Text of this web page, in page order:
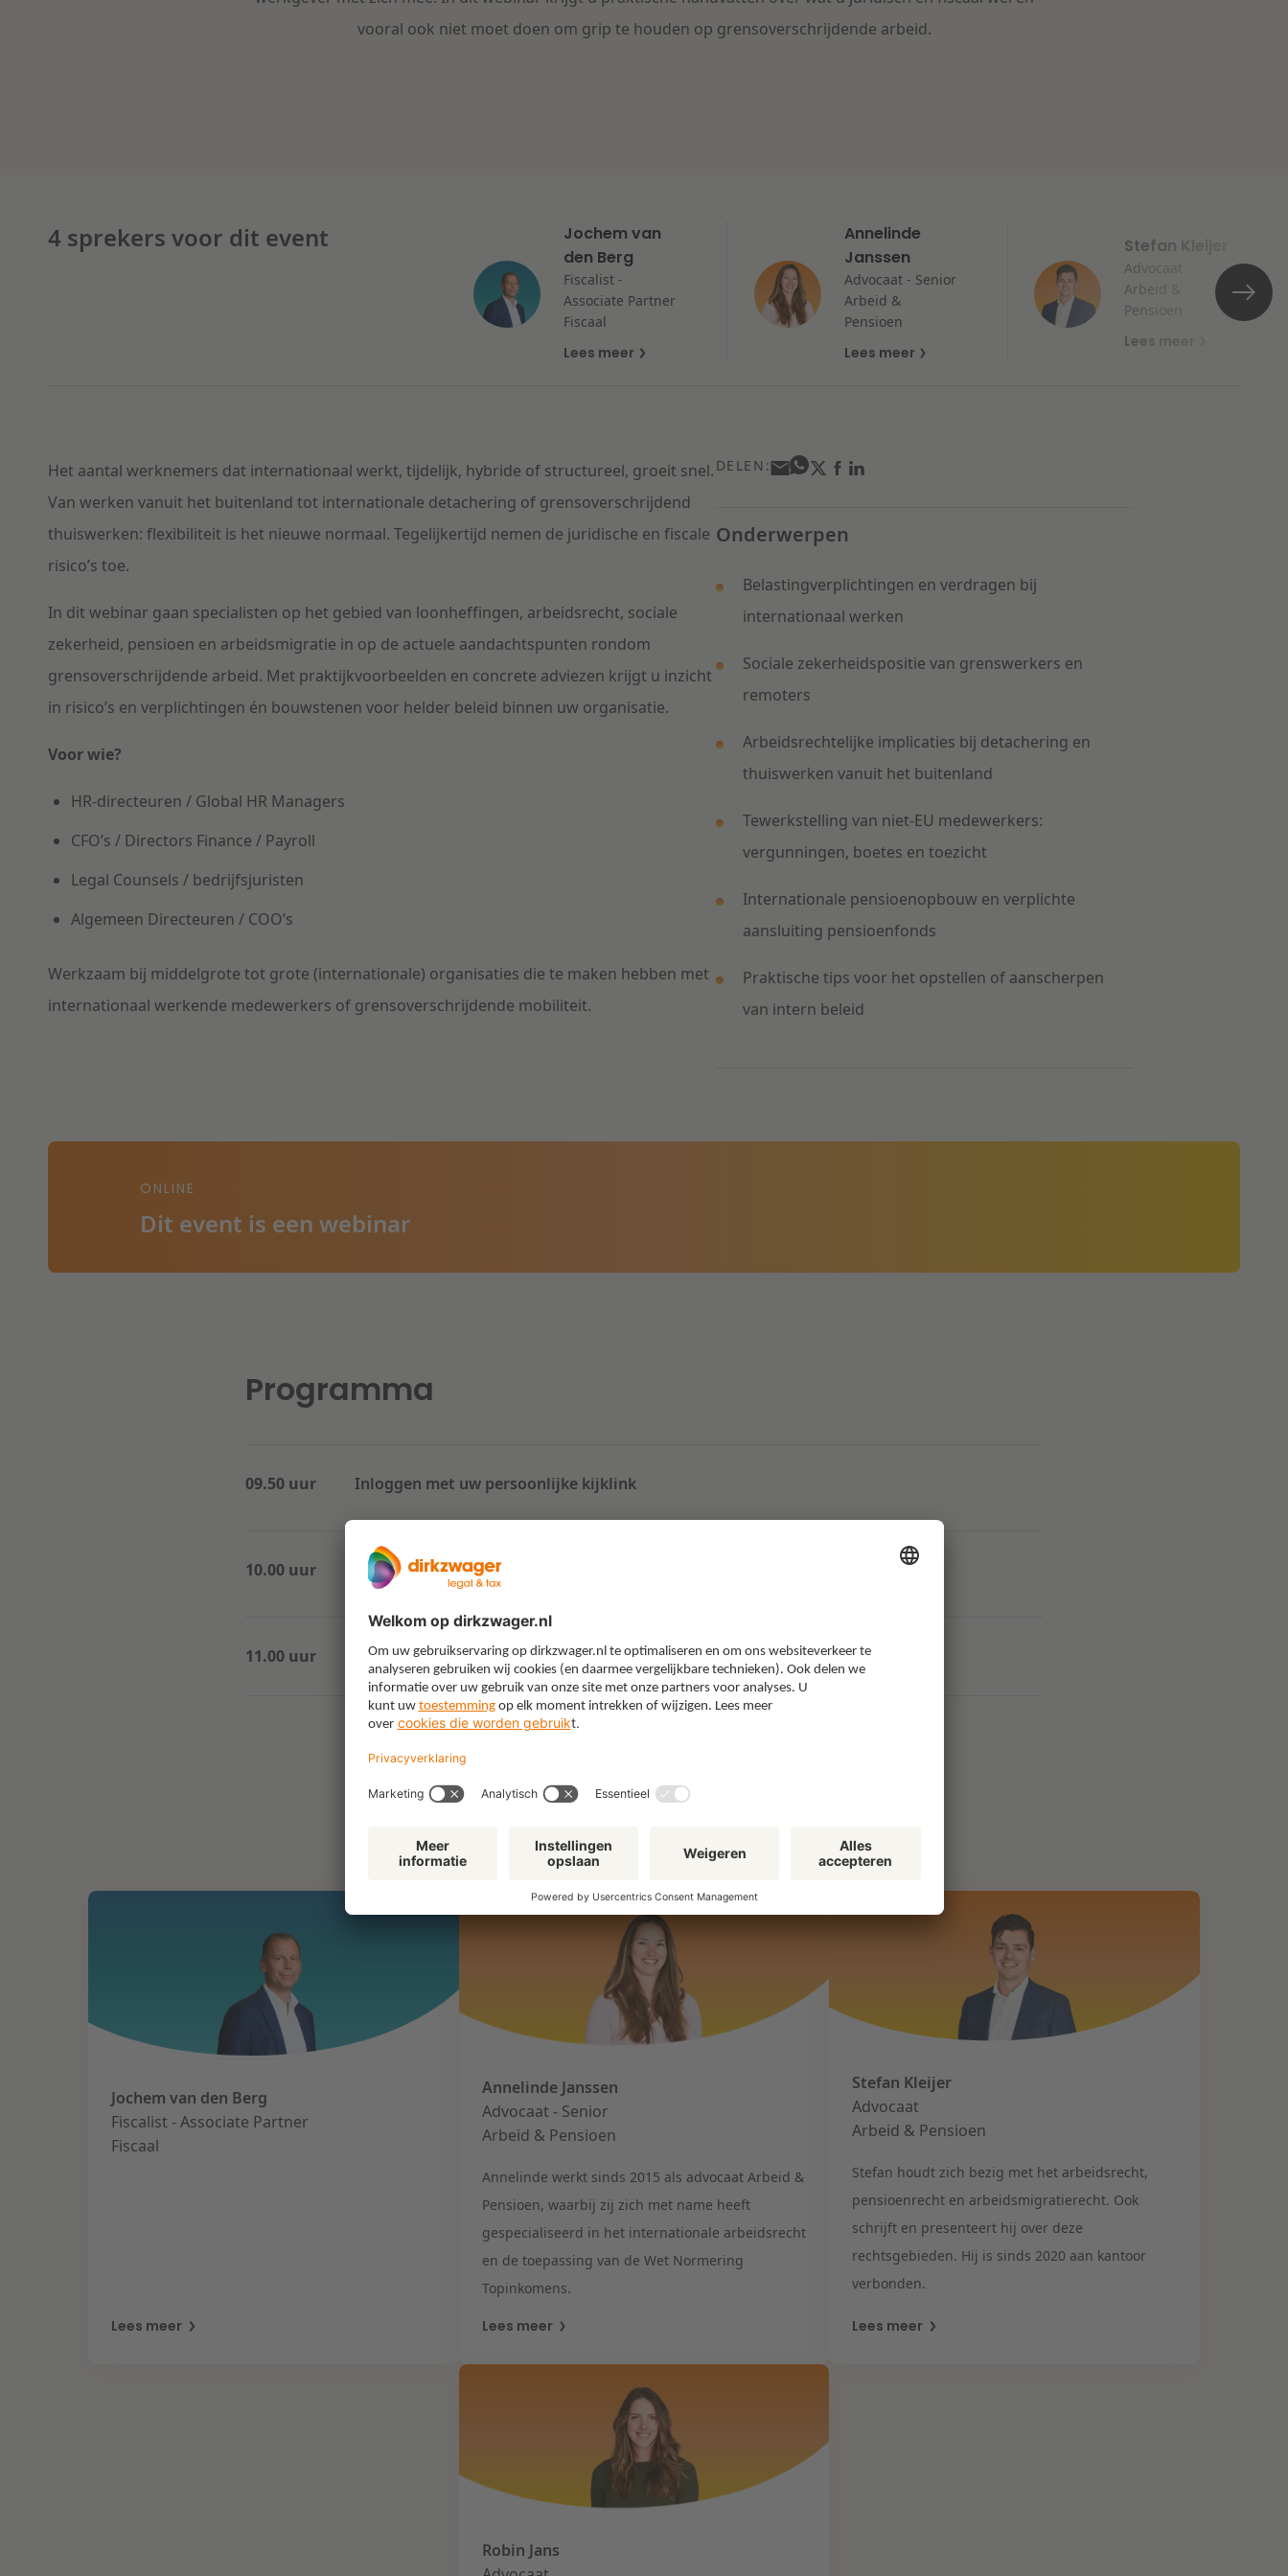
vooral ook niet moet doen om grip te houden op grensoverschrijdende arbeid.
4 sprekers voor dit event
Jochem van
den Berg
Fiscalist -
Associate Partner
Fiscaal
Lees meer
Annelinde
Janssen
Advocaat - Senior
Arbeid &
Pensioen
Lees meer
Stefan Kleijer
Advocaat
Arbeid &
Pensioen
Lees meer
Het aantal werknemers dat internationaal werkt, tijdelijk, hybride of structureel, groeit snel.
Van werken vanuit het buitenland tot internationale detachering of grensoverschrijdend
thuiswerken: flexibiliteit is het nieuwe normaal. Tegelijkertijd nemen de juridische en fiscale
risico’s toe.
In dit webinar gaan specialisten op het gebied van loonheffingen, arbeidsrecht, sociale
zekerheid, pensioen en arbeidsmigratie in op de actuele aandachtspunten rondom
grensoverschrijdende arbeid. Met praktijkvoorbeelden en concrete adviezen krijgt u inzicht
in risico’s en verplichtingen én bouwstenen voor helder beleid binnen uw organisatie.
Voor wie?
HR-directeuren / Global HR Managers
CFO’s / Directors Finance / Payroll
Legal Counsels / bedrijfsjuristen
Algemeen Directeuren / COO’s
Werkzaam bij middelgrote tot grote (internationale) organisaties die te maken hebben met
internationaal werkende medewerkers of grensoverschrijdende mobiliteit.
DELEN:
Onderwerpen
Belastingverplichtingen en verdragen bij
internationaal werken
Sociale zekerheidspositie van grenswerkers en
remoters
Arbeidsrechtelijke implicaties bij detachering en
thuiswerken vanuit het buitenland
Tewerkstelling van niet-EU medewerkers:
vergunningen, boetes en toezicht
Internationale pensioenopbouw en verplichte
aansluiting pensioenfonds
Praktische tips voor het opstellen of aanscherpen
van intern beleid
ONLINE
Dit event is een webinar
Programma
09.50 uur Inloggen met uw persoonlijke kijklink
10.00 uur Start webinar
11.00 uur Einde webinar
Jochem van den Berg
Fiscalist - Associate Partner
Fiscaal
Lees meer
Annelinde Janssen
Advocaat - Senior
Arbeid & Pensioen
Annelinde werkt sinds 2015 als advocaat Arbeid &
Pensioen, waarbij zij zich met name heeft
gespecialiseerd in het internationale arbeidsrecht
en de toepassing van de Wet Normering
Topinkomens.
Lees meer
Stefan Kleijer
Advocaat
Arbeid & Pensioen
Stefan houdt zich bezig met het arbeidsrecht,
pensioenrecht en arbeidsmigratierecht. Ook
schrijft en presenteert hij over deze
rechtsgebieden. Hij is sinds 2020 aan kantoor
verbonden.
Lees meer
Robin Jans